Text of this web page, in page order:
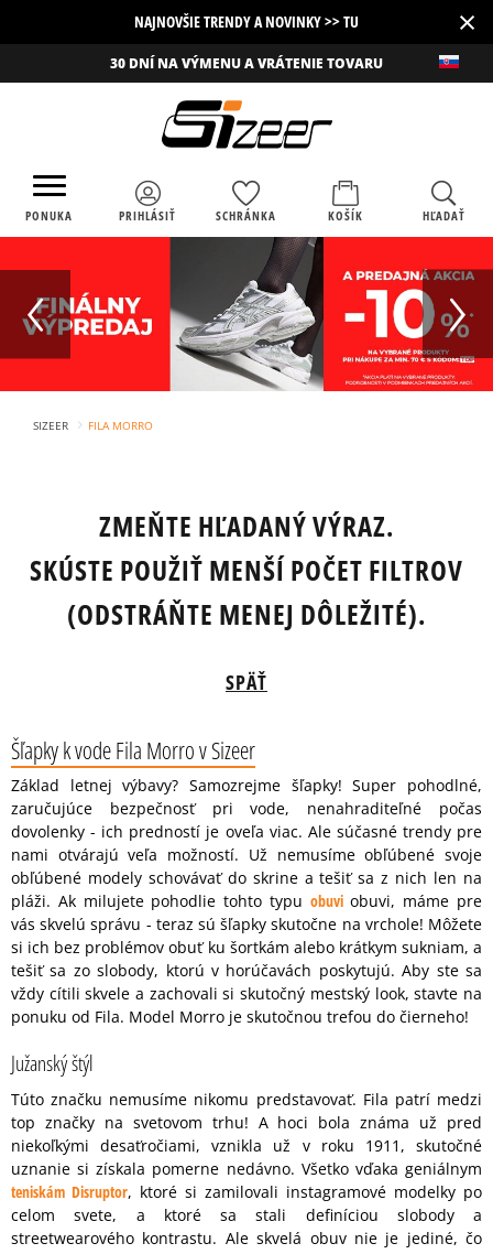
NAJNOVŠIE TRENDY A NOVINKY >> TU ×
30 DNÍ NA VÝMENU A VRÁTENIE TOVARU
PONUKA PRIHLÁSIŤ SCHRÁNKA KOŠÍK HĽADAŤ
SIZEER › FILA MORRO
ZMEŇTE HĽADANÝ VÝRAZ.
SKÚSTE POUŽIŤ MENŠÍ POČET FILTROV
(ODSTRÁŇTE MENEJ DÔLEŽITÉ).
SPÄŤ
Šľapky k vode Fila Morro v Sizeer
Základ letnej výbavy? Samozrejme šľapky! Super pohodlné,
zaručujúce bezpečnosť pri vode, nenahraditeľné počas
dovolenky - ich predností je oveľa viac. Ale súčasné trendy pre
nami otvárajú veľa možností. Už nemusíme obľúbené svoje
obľúbené modely schovávať do skrine a tešiť sa z nich len na
pláži. Ak milujete pohodlie tohto typu obuviobuvi, máme pre
vás skvelú správu - teraz sú šľapky skutočne na vrchole! Môžete
si ich bez problémov obuť ku šortkám alebo krátkym sukniam, a
tešiť sa zo slobody, ktorú v horúčavách poskytujú. Aby ste sa
vždy cítili skvele a zachovali si skutočný mestský look, stavte na
ponuku od Fila. Model Morro je skutočnou trefou do čierneho!
Južanský štýl
Túto značku nemusíme nikomu predstavovať. Fila patrí medzi
top značky na svetovom trhu! A hoci bola známa už pred
niekoľkými desaťročiami, vznikla už v roku 1911, skutočné
uznanie si získala pomerne nedávno. Všetko vďaka geniálnym
teniskám Disruptor, ktoré si zamilovali instagramové modelky po
celom svete, a ktoré sa stali definíciou slobody a
streetwearového kontrastu. Ale skvelá obuv nie je jediné, čo